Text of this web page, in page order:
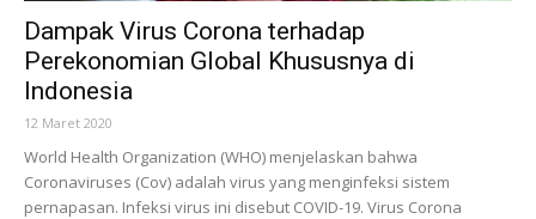
Dampak Virus Corona terhadap
Perekonomian Global Khususnya di
Indonesia
12 Maret 2020
World Health Organization (WHO) menjelaskan bahwa
Coronaviruses (Cov) adalah virus yang menginfeksi sistem
pernapasan. Infeksi virus ini disebut COVID-19. Virus Corona